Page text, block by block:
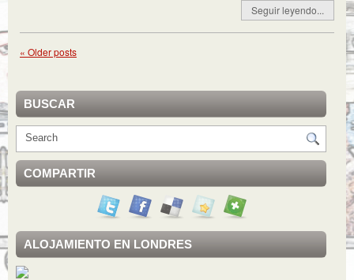
Seguir leyendo...
« Older posts
BUSCAR
COMPARTIR
ALOJAMIENTO EN LONDRES